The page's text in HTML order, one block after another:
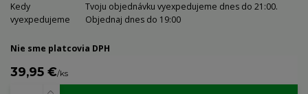
Kedy
vyexpedujeme
Tvoju objednávku vyexpedujeme dnes do 21:00.
Objednaj dnes do 19:00
Nie sme platcovia DPH
39,95 €/ks